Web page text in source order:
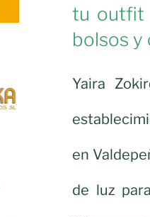
tu outfit
bolsos y
Yaira
en
de luz